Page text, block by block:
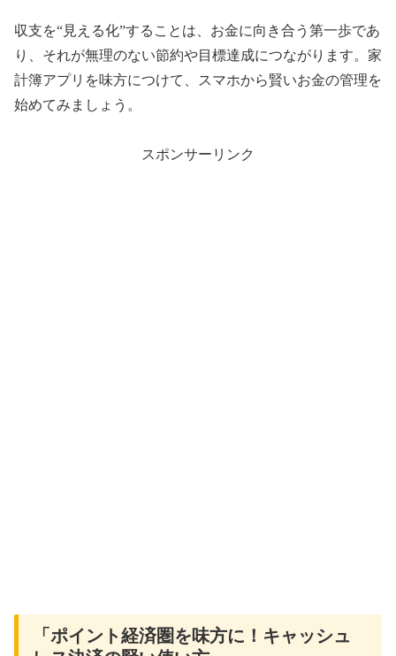
収支を“見える化”することは、お金に向き合う第一歩であ
り、それが無理のない節約や目標達成につながります。家
計簿アプリを味方につけて、スマホから賢いお金の管理を
始めてみましょう。
スポンサーリンク
「ポイント経済圏を味方に！キャッシュ